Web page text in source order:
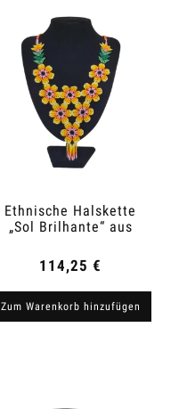
Ethnische Halskette
„Sol Brilhante“ aus
114,25 €
Zum Warenkorb hinzufügen